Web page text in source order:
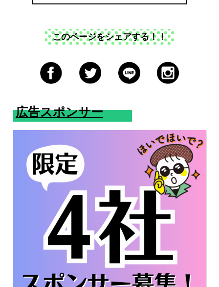
このページをシェアする！！
広告スポンサー